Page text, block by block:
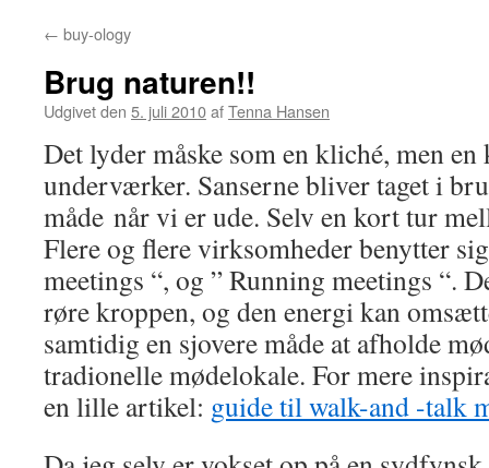
← buy-ology
Brug naturen!!
Udgivet den 5. juli 2010afTenna Hansen
Det lyder måske som en kliché, men
underværker. Sanserne bliver taget i
måde når vi er ude. Selv en kort tur
Flere og flere virksomheder benytter
meetings “, og ” Running meetings “.
røre kroppen, og den energi kan
samtidig en sjovere måde at afholde
tradionelle mødelokale. For mere
en lille artikel: guide til walk-and -talk